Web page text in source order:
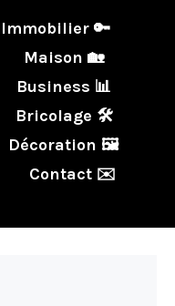
Immobilier 🔑
Maison 🏡
Business 📊
Bricolage 🛠️
Décoration 🖼️
Contact ✉️